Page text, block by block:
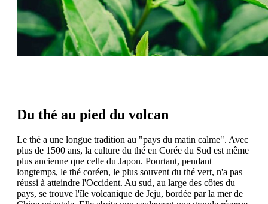
Du thé au pied du volcan
Le thé a une longue tradition au "pays du matin calme". Avec
plus de 1500 ans, la culture du thé en Corée du Sud est même
plus ancienne que celle du Japon. Pourtant, pendant
longtemps, le thé coréen, le plus souvent du thé vert, n'a pas
réussi à atteindre l'Occident. Au sud, au large des côtes du
pays, se trouve l'île volcanique de Jeju, bordée par la mer de